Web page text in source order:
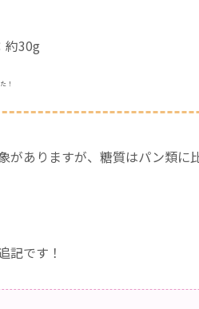
約30g
！
がありますが、糖質はパン類に
記です！